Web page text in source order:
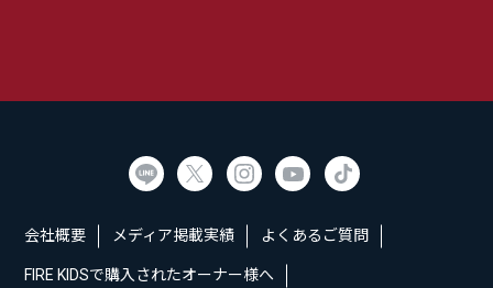
会社概要 メディア掲載実績 よくあるご質問
FIRE KIDSで購入されたオーナー様へ